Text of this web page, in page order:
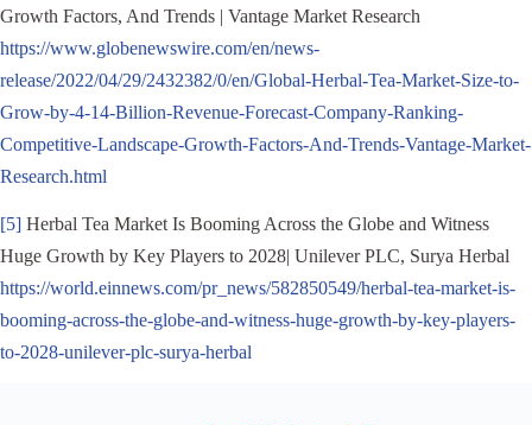
Growth Factors, And Trends | Vantage Market Research
https://www.globenewswire.com/en/news-
release/2022/04/29/2432382/0/en/Global-Herbal-Tea-Market-Size-to-
Grow-by-4-14-Billion-Revenue-Forecast-Company-Ranking-
Competitive-Landscape-Growth-Factors-And-Trends-Vantage-Market-
Research.html
[5] Herbal Tea Market Is Booming Across the Globe and Witness
Huge Growth by Key Players to 2028| Unilever PLC, Surya Herbal
https://world.einnews.com/pr_news/582850549/herbal-tea-market-is-
booming-across-the-globe-and-witness-huge-growth-by-key-players-
to-2028-unilever-plc-surya-herbal